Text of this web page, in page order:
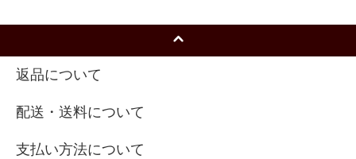
返品について
配送・送料について
支払い方法について